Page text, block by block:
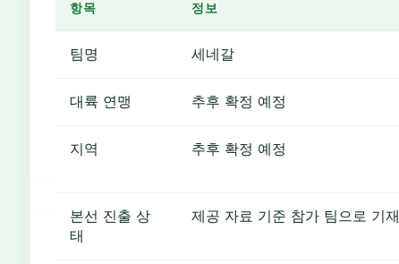
항목 정보
팀명 세네갈
대륙 연맹 추후 확정 예정
지역 추후 확정 예정
본선 진출 상
태
제공 자료 기준 참가 팀으로 기재